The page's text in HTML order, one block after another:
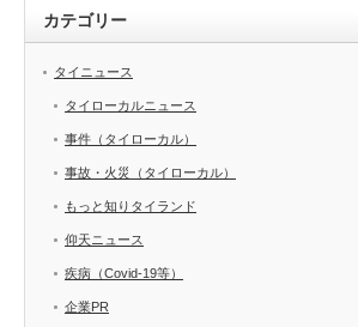
カテゴリー
タイニュース
タイローカルニュース
事件（タイローカル）
事故・火災（タイローカル）
もっと知りタイランド
仰天ニュース
疾病（Covid-19等）
企業PR